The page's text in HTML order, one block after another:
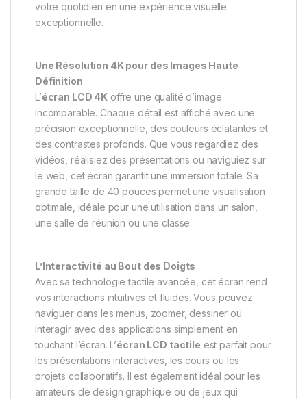
votre quotidien en une expérience visuelle
exceptionnelle.
Une Résolution 4K pour des Images Haute
Définition
L’écran LCD 4K offre une qualité d’image
incomparable. Chaque détail est affiché avec une
précision exceptionnelle, des couleurs éclatantes et
des contrastes profonds. Que vous regardiez des
vidéos, réalisiez des présentations ou naviguiez sur
le web, cet écran garantit une immersion totale. Sa
grande taille de 40 pouces permet une visualisation
optimale, idéale pour une utilisation dans un salon,
une salle de réunion ou une classe.
L’Interactivité au Bout des Doigts
Avec sa technologie tactile avancée, cet écran rend
vos interactions intuitives et fluides. Vous pouvez
naviguer dans les menus, zoomer, dessiner ou
interagir avec des applications simplement en
touchant l’écran. L’écran LCD tactile est parfait pour
les présentations interactives, les cours ou les
projets collaboratifs. Il est également idéal pour les
amateurs de design graphique ou de jeux qui